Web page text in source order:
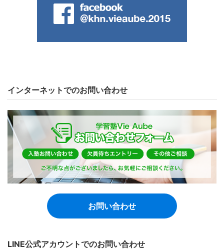
インターネットでのお問い合わせ
お問い合わせ
LINE公式アカウントでのお問い合わせ